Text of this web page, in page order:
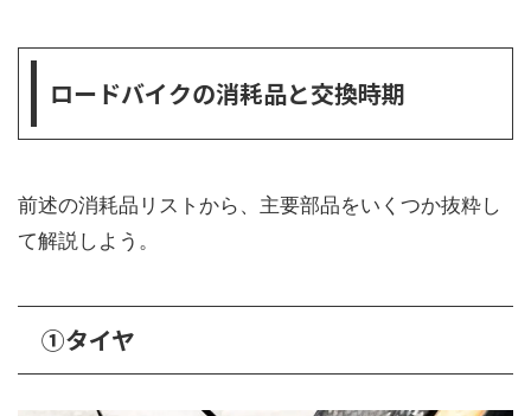
ロードバイクの消耗品と交換時期
前述の消耗品リストから、主要部品をいくつか抜粋し
て解説しよう。
①タイヤ